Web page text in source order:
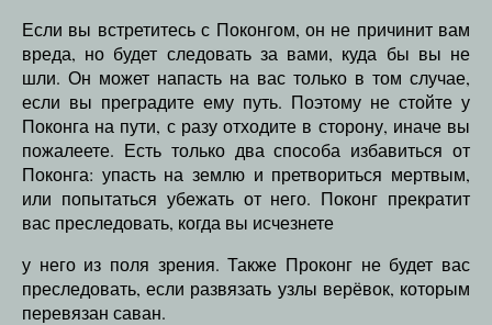
Если вы встретитесь с Поконгом, он не причинит вам
вреда, но будет следовать за вами, куда бы вы не
шли. Он может напасть на вас только в том случае,
если вы преградите ему путь. Поэтому не стойте у
Поконга на пути, с разу отходите в сторону, иначе вы
пожалеете. Есть только два способа избавиться от
Поконга: упасть на землю и претвориться мертвым,
или попытаться убежать от него. Поконг прекратит
вас преследовать, когда вы исчезнете
у него из поля зрения. Также Проконг не будет вас
преследовать, если развязать узлы верёвок, которым
перевязан саван.